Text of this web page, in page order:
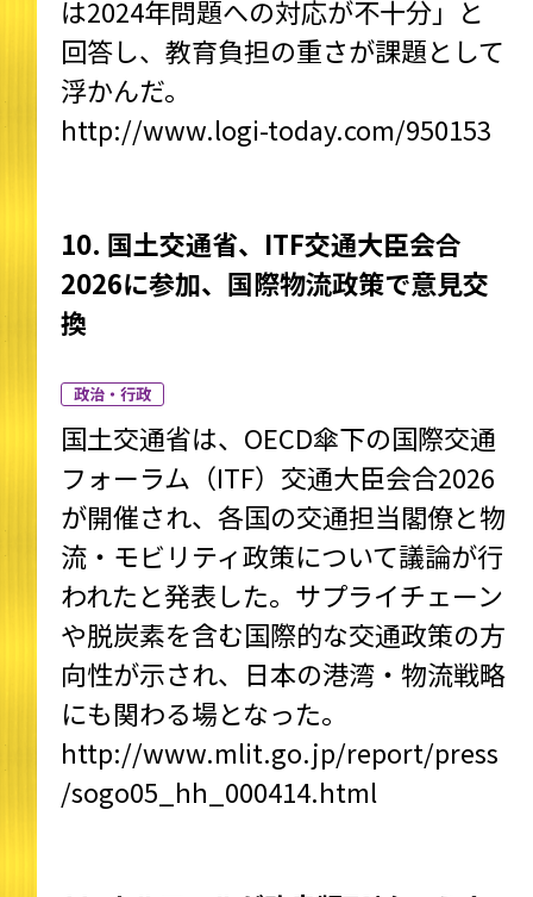
は2024年問題への対応が不十分」と
回答し、教育負担の重さが課題として
浮かんだ。
http://www.logi-today.com/950153
10. 国土交通省、ITF交通大臣会合
2026に参加、国際物流政策で意見交
換
政治・行政
国土交通省は、OECD傘下の国際交通
フォーラム（ITF）交通大臣会合2026
が開催され、各国の交通担当閣僚と物
流・モビリティ政策について議論が行
われたと発表した。サプライチェーン
や脱炭素を含む国際的な交通政策の方
向性が示され、日本の港湾・物流戦略
にも関わる場となった。
http://www.mlit.go.jp/report/press
/sogo05_hh_000414.html